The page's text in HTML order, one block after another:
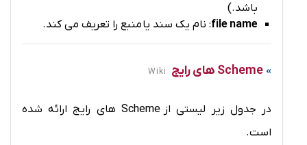
باشد.)
file name: نام یک سند یا منبع را تعریف می کند.
Scheme های رایج Wiki
در جدول زیر لیستی از Scheme های رایج ارائه شده
است.